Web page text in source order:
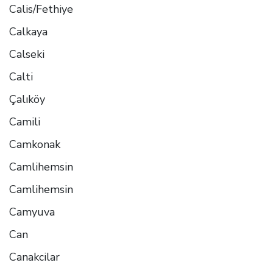
Calis/Fethiye
Calkaya
Calseki
Calti
Çalıköy
Camili
Camkonak
Camlihemsin
Camlihemsin
Camyuva
Can
Canakcilar